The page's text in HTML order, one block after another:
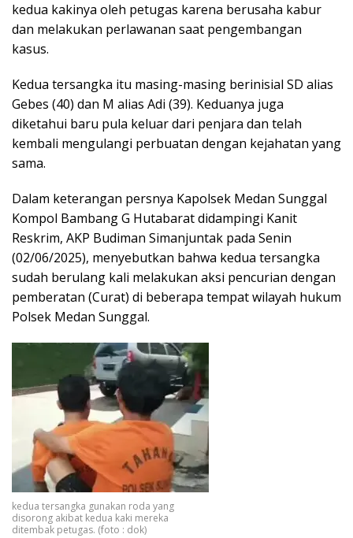
kedua kakinya oleh petugas karena berusaha kabur
dan melakukan perlawanan saat pengembangan
kasus.
Kedua tersangka itu masing-masing berinisial SD alias
Gebes (40) dan M alias Adi (39). Keduanya juga
diketahui baru pula keluar dari penjara dan telah
kembali mengulangi perbuatan dengan kejahatan yang
sama.
Dalam keterangan persnya Kapolsek Medan Sunggal
Kompol Bambang G Hutabarat didampingi Kanit
Reskrim, AKP Budiman Simanjuntak pada Senin
(02/06/2025), menyebutkan bahwa kedua tersangka
sudah berulang kali melakukan aksi pencurian dengan
pemberatan (Curat) di beberapa tempat wilayah hukum
Polsek Medan Sunggal.
kedua tersangka gunakan roda yang
disorong akibat kedua kaki mereka
ditembak petugas. (foto : dok)